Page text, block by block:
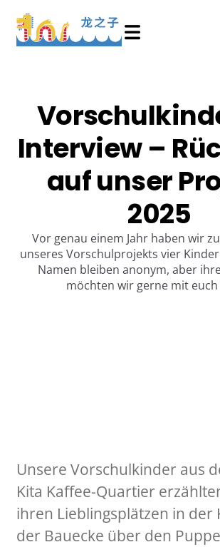
Interview –
auf unser
2025
Vor genau einem Jahr haben wir
unseres Vorschulprojekts vier
Namen bleiben anonym, aber
möchten wir gerne mit
Unsere Vorschulkinder aus
Kita Kaffee-Quartier
ihren Lieblingsplätzen in der
der Bauecke über den